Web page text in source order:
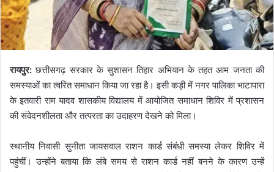
रायपुर: छत्तीसगढ़ सरकार के सुशासन तिहार अभियान के तहत आम जनता की
समस्याओं का त्वरित समाधान किया जा रहा है। इसी कड़ी में नगर पालिका भाटापारा
के इतवारी राम यादव शासकीय विद्यालय में आयोजित समाधान शिविर में प्रशासन
की संवेदनशीलता और तत्परता का उदाहरण देखने को मिला।
स्थानीय निवासी सुनीता जायसवाल राशन कार्ड संबंधी समस्या लेकर शिविर में
पहुंचीं। उन्होंने बताया कि लंबे समय से राशन कार्ड नहीं बनने के कारण उन्हें